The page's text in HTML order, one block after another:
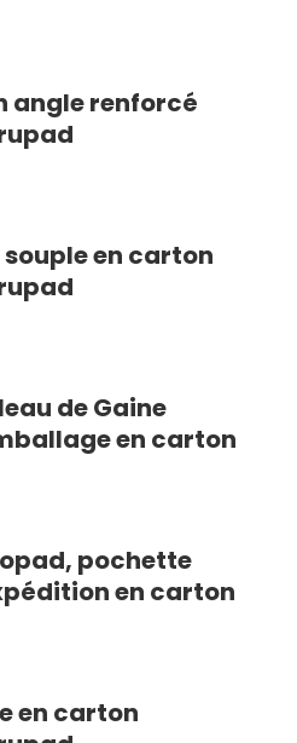
angle renforcé
souple en carton
de Gaine
en carton
pochette
en carton
en carton